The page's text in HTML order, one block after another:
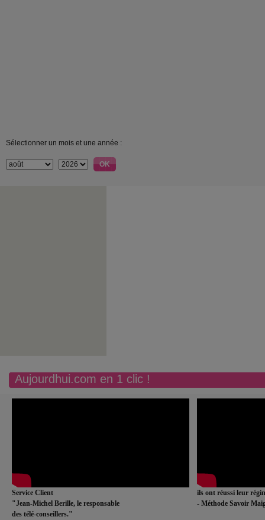
Sélectionner un mois et une année :
Aujourdhui.com en 1 clic !
Service Client
"Jean-Michel Berille, le responsable
des télé-conseillers."
ils ont réussi leur
- Méthode Savoir